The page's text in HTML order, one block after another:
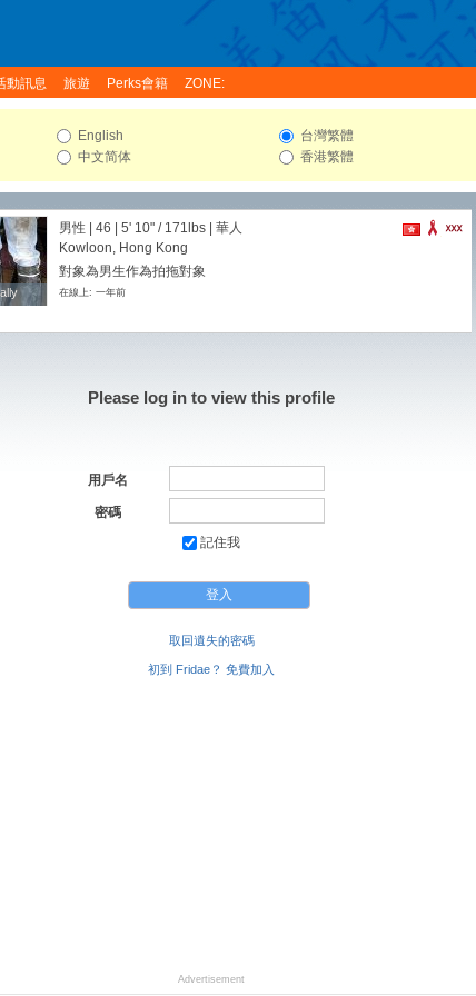
動訊息 旅遊 Perks會籍 ZONE:
English
中文简体
台灣繁體
香港繁體
男性 | 46 | 5' 10" / 171lbs | 華人
Kowloon, Hong Kong
對象為男生作為拍拖對象
在線上: 一年前
Please log in to view this profile
用戶名
密碼
記住我
取回遺失的密碼
初到 Fridae？ 免費加入
Advertisement